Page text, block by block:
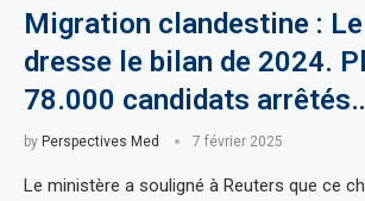
Migration clandestine :
dresse le bilan de 2024.
78.000 candidats
by Perspectives Med 7 février 2025
Le ministère a souligné à Reuters que ce